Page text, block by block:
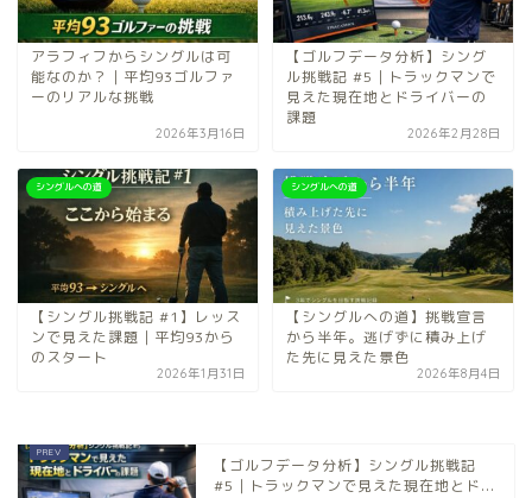
アラフィフからシングルは可
能なのか？｜平均93ゴルファ
ーのリアルな挑戦
2026年3月16日
【ゴルフデータ分析】シング
ル挑戦記 #5｜トラックマンで
見えた現在地とドライバーの
課題
2026年2月28日
シングルへの道
【シングル挑戦記 #1】レッス
ンで見えた課題｜平均93から
のスタート
2026年1月31日
シングルへの道
【シングルへの道】挑戦宣言
から半年。逃げずに積み上げ
た先に見えた景色
2026年8月4日
【ゴルフデータ分析】シングル挑戦記
#5｜トラックマンで見えた現在地とド...